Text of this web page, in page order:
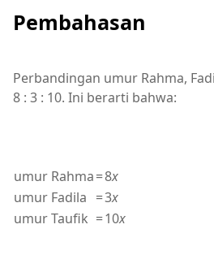
Pembahasan
Perbandingan umur Rahma,
8 : 3 : 10. Ini berarti bahwa:
umur Rahma=8x
umur Fadila =3x
umur Taufik =10x